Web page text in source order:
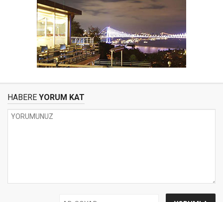
HABERE YORUM KAT